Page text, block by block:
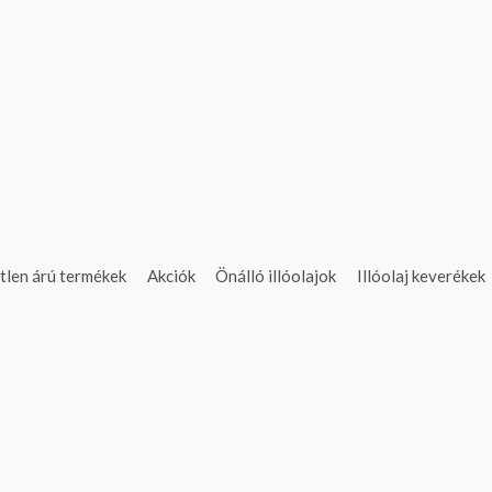
árú termékek Akciók Önálló illóolajok Illóolaj keverékek